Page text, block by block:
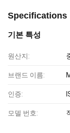
Specifications
기본 특성
원산지:
브랜드 이름:
인증:
모델 번호: